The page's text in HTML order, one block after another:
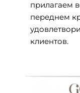
прилагаем
переднем
клиентов.